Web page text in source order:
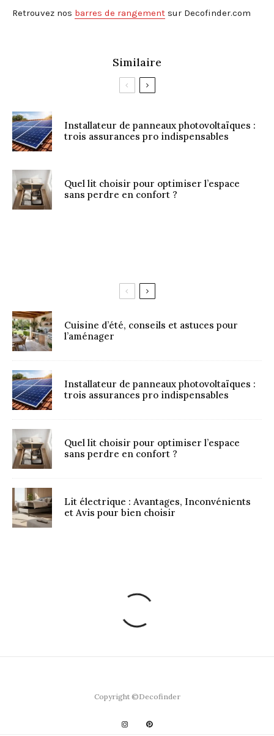
Retrouvez nos barres de rangement sur Decofinder.com
Similaire
Installateur de panneaux photovoltaïques :
trois assurances pro indispensables
Quel lit choisir pour optimiser l’espace
sans perdre en confort ?
Cuisine d’été, conseils et astuces pour
l’aménager
Installateur de panneaux photovoltaïques :
trois assurances pro indispensables
Quel lit choisir pour optimiser l’espace
sans perdre en confort ?
Lit électrique : Avantages, Inconvénients
et Avis pour bien choisir
Copyright ©Decofinder